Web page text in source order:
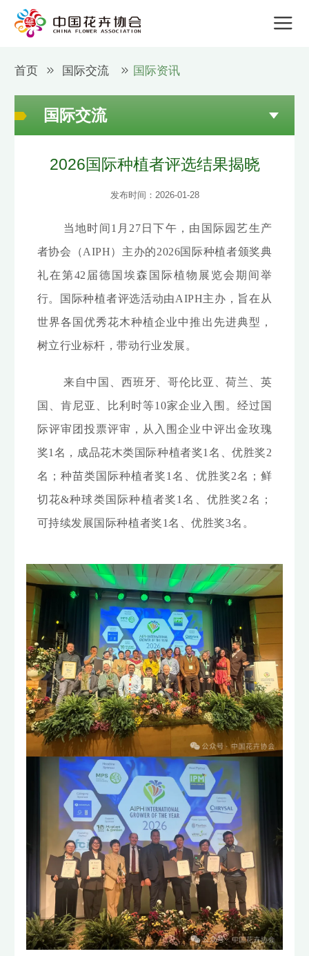
首页 国际交流 国际资讯
国际交流
2026国际种植者评选结果揭晓
发布时间：2026-01-28
当地时间1月27日下午，由国际园艺生产
者协会（AIPH）主办的2026国际种植者颁奖典
礼在第42届德国埃森国际植物展览会期间举
行。国际种植者评选活动由AIPH主办，旨在从
世界各国优秀花木种植企业中推出先进典型，
树立行业标杆，带动行业发展。
来自中国、西班牙、哥伦比亚、荷兰、 英
国、 肯尼亚、 比利时等10家企业入围。经过国
际评审团投票评审，从入围企业中评出金玫瑰
奖1名，成品花木类国际种植者奖1名、优胜奖2
名；种苗类国际种植者奖1名、优胜奖2名；鲜
切花&种球类国际种植者奖1名、优胜奖2名；
可持续发展国际种植者奖1名、优胜奖3名。